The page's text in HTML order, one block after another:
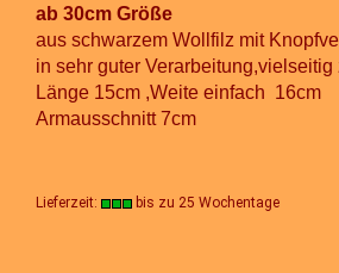
ab 30cm Größe
aus schwarzem Wollfilz mit
in sehr guter Verarbeitung,vielseitig
Länge 15cm ,Weite einfach 16cm
Armausschnitt 7cm
Lieferzeit: bis zu 25 Wochentage